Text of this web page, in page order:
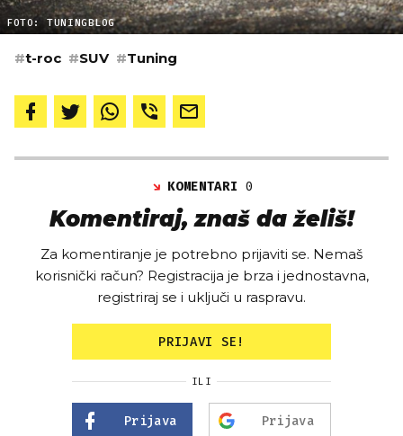
FOTO: TUNINGBLOG
#t-roc #SUV #Tuning
KOMENTARI0
Komentiraj, znaš da želiš!
Za komentiranje je potrebno prijaviti se. Nemaš
korisnički račun? Registracija je brza i jednostavna,
registriraj se i uključi u raspravu.
PRIJAVI SE!
ILI
Prijava Prijava